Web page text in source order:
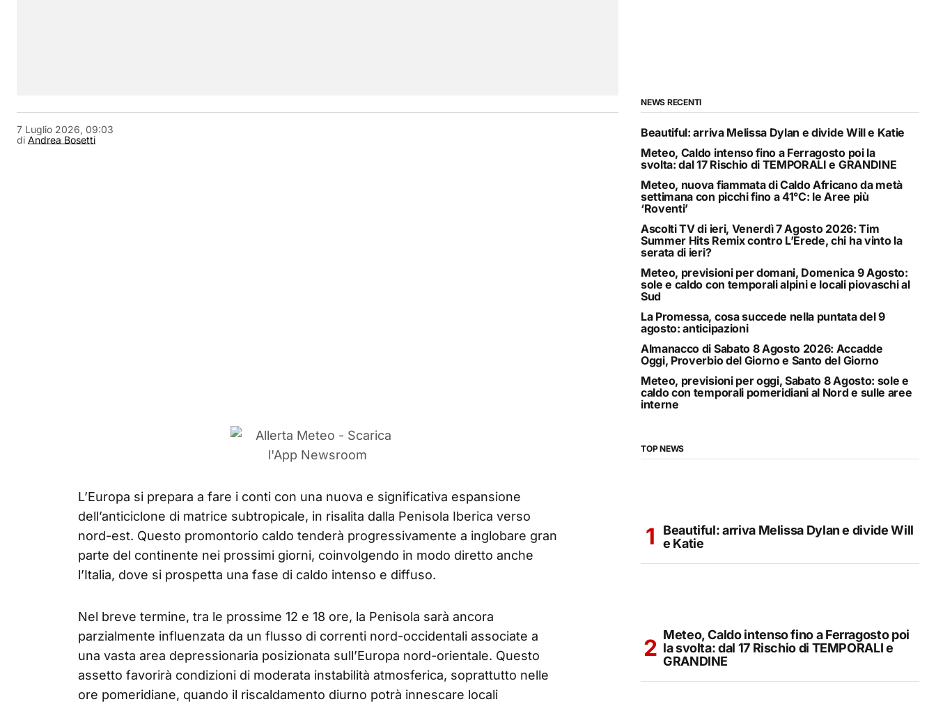
di Andrea Bosetti
7 Luglio 2026, 09:03
L’Europa si prepara a fare i conti con una nuova e significativa espansione
dell’anticiclone di matrice subtropicale, in risalita dalla Penisola Iberica verso
nord-est. Questo promontorio caldo tenderà progressivamente a inglobare gran
parte del continente nei prossimi giorni, coinvolgendo in modo diretto anche
l’Italia, dove si prospetta una fase di caldo intenso e diffuso.
Nel breve termine, tra le prossime 12 e 18 ore, la Penisola sarà ancora
parzialmente influenzata da un flusso di correnti nord-occidentali associate a
una vasta area depressionaria posizionata sull’Europa nord-orientale. Questo
assetto favorirà condizioni di moderata instabilità atmosferica, soprattutto nelle
ore pomeridiane, quando il riscaldamento diurno potrà innescare locali
NEWS RECENTI
Beautiful: arriva Melissa Dylan e divide Will e Katie
Meteo, Caldo intenso fino a Ferragosto poi la
svolta: dal 17 Rischio di TEMPORALI e GRANDINE
Meteo, nuova fiammata di Caldo Africano da metà
settimana con picchi fino a 41°C: le Aree più
‘Roventi’
Ascolti TV di ieri, Venerdì 7 Agosto 2026: Tim
Summer Hits Remix contro L’Erede, chi ha vinto la
serata di ieri?
Meteo, previsioni per domani, Domenica 9 Agosto:
sole e caldo con temporali alpini e locali piovaschi al
Sud
La Promessa, cosa succede nella puntata del 9
agosto: anticipazioni
Almanacco di Sabato 8 Agosto 2026: Accadde
Oggi, Proverbio del Giorno e Santo del Giorno
Meteo, previsioni per oggi, Sabato 8 Agosto: sole e
caldo con temporali pomeridiani al Nord e sulle aree
interne
TOP NEWS
Beautiful: arriva Melissa Dylan e divide Will
e Katie
Meteo, Caldo intenso fino a Ferragosto poi
la svolta: dal 17 Rischio di TEMPORALI e
GRANDINE